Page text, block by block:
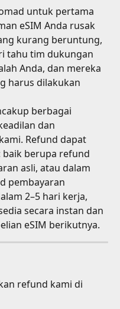
untuk pertama
eSIM Anda rusak
kurang beruntung,
tahu tim dukungan
Anda, dan mereka
harus dilakukan
berbagai
dan
Refund dapat
baik berupa refund
asli, atau dalam
pembayaran
2–5 hari kerja,
secara instan dan
eSIM berikutnya.
refund kami di